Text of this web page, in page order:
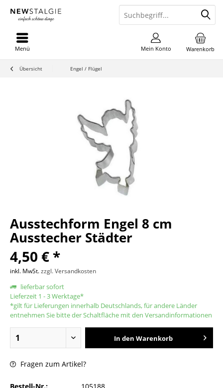
Warenkorb
Mein Konto
Menü
Übersicht Engel / Flügel
Ausstechform Engel 8 cm
Ausstecher Städter
4,50 € *
inkl. MwSt.zzgl. Versandkosten
lieferbar sofort
Lieferzeit 1 - 3 Werktage*
*gilt für Lieferungen innerhalb Deutschlands, für andere Länder
entnehmen Sie bitte der Schaltfläche mit den Versandinformationen
In den Warenkorb
Fragen zum Artikel?